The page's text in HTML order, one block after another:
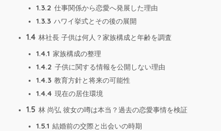
1.3.2 仕事関係から恋愛へ発展した理由
1.3.3 ハワイ挙式とその後の展開
1.4 林社長 子供は何人？家族構成と年齢を調査
1.4.1 家族構成の整理
1.4.2 子供に関する情報を公開しない理由
1.4.3 教育方針と将来の可能性
1.4.4 現在の居住環境
1.5 林 尚弘 彼女の噂は本当？過去の恋愛事情を検証
1.5.1 結婚前の交際と出会いの時期